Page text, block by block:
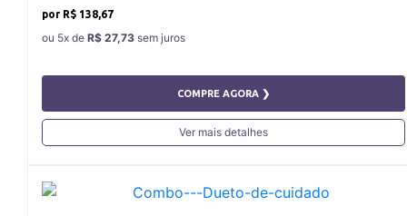
R$ 138,67
5x de R$ 27,73
COMPRE AGORA ❯
Ver mais detalhes